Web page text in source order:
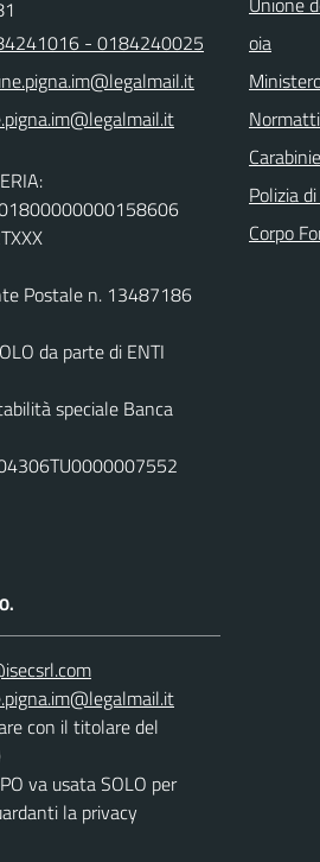
- 0184240025
Postale n. 13487186
da parte di ENTI
speciale Banca
con il titolare del
va usata SOLO per
la privacy
oia
Polizia
Corpo